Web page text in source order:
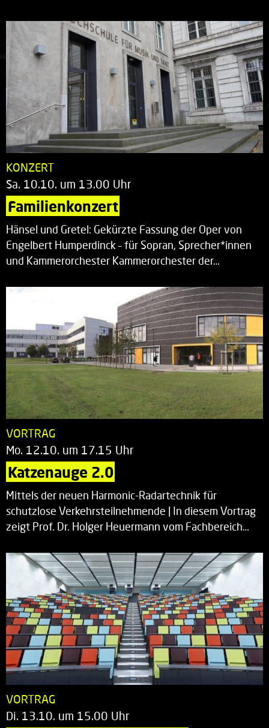
KONZERT
Sa. 10.10. um 13.00 Uhr
Familienkonzert
Hänsel und Gretel: Gekürzte Fassung der Oper von
Engelbert Humperdinck – für Sopran, Sprecher*innen
und Kammerorchester Kammerorchester der…
VORTRAG
Mo. 12.10. um 17.15 Uhr
Katzenauge 2.0
Mittels der neuen Harmonic-Radartechnik für
schutzlose Verkehrsteilnehmende | In diesem Vortrag
zeigt Prof. Dr. Holger Heuermann vom Fachbereich…
VORTRAG
Di. 13.10. um 15.00 Uhr